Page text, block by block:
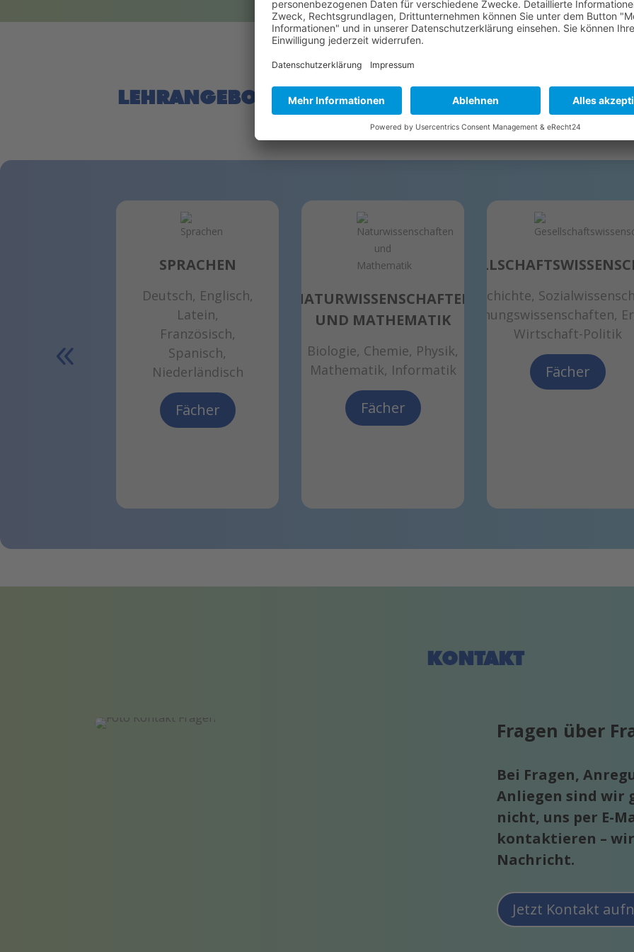
LEHRANGEBOT
SPRACHEN
Deutsch, Englisch,
Latein,
Französisch,
Spanisch,
Niederländisch
Fächer
NATURWISSENSCHAFTEN
UND MATHEMATIK
Biologie, Chemie, Physik,
Mathematik, Informatik
Fächer
Geschichte,
Erziehungswissenschaften,
Wirtschaft-Politik
Fächer
KONTAKT
Fragen über
Bei Fragen,
Anliegen sind wir
nicht, uns per E-
kontaktieren –
Nachricht.
Jetzt Kontakt